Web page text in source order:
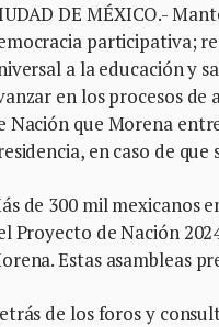
DE MÉXICO.-
participativa;
a la educación y
en los procesos
Nación que Morena
en caso de que
de 300 mil mexicanos
Proyecto de Nación
Estas asambleas
de los foros y